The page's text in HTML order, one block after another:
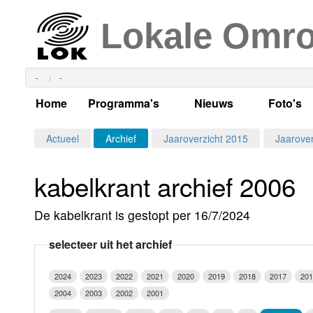
Lokale
- -
Home Programma's
Alle dagen
Per dag
Maandag
Luister LOK Live
Nieuws
Actueel Lokaal
Kabelkrant
Foto's
Actueel Archief Jaaroverzicht 2015
kabelkrant archief 2006
De kabelkrant is gestopt per 16/7/2024
selecteer uit het archief
2024 2023 2022 2021 2020 2019 2018 2017
2004
2003 2002
2001